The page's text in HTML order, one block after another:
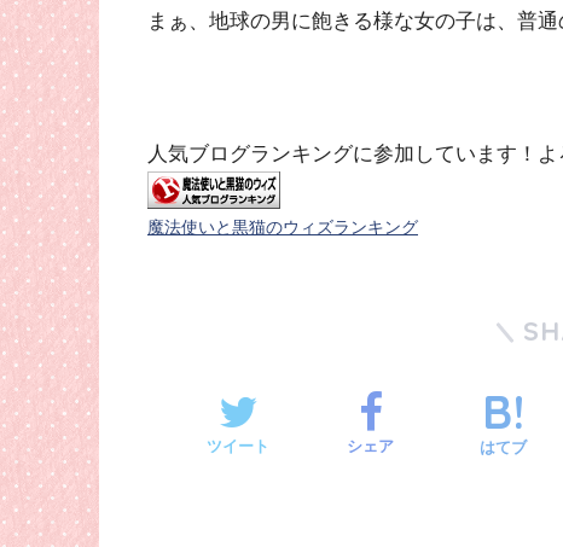
まぁ、地球の男に飽きる様な女の子は、普
人気ブログランキングに参加しています！
魔法使いと黒猫のウィズランキング
ツイート シェア はてブ